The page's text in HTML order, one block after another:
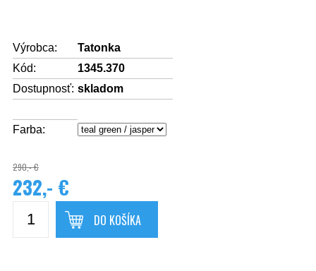
Výrobca:
Tatonka
Kód:
1345.370
Dostupnosť: skladom
Farba:
290,- €
232,- €
DO KOŠÍKA